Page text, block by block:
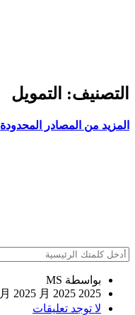
التصنيف: التمويل
المزيد من المصادر المحدودة
بواسطة MS
2025 月 2025 月 2025
لا توجد تعليقات